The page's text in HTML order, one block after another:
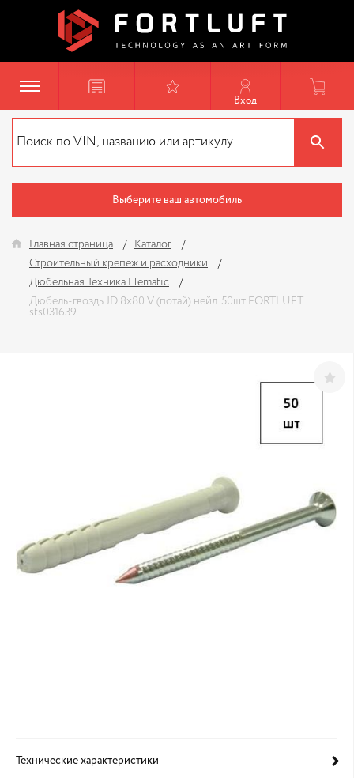
Вход
Выберите ваш автомобиль
Главная страница
Каталог
Строительный крепеж и расходники
Дюбельная Техника Elematic
Дюбель-гвоздь JD 8х80 V (потай) нейл. 50шт FORTLUFT
sts031639
Технические характеристики